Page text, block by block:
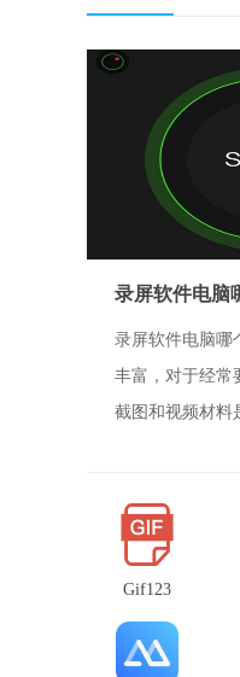
录屏软件电脑
录屏软件电脑哪
丰富，对于经常
截图和视频材料
Gif123